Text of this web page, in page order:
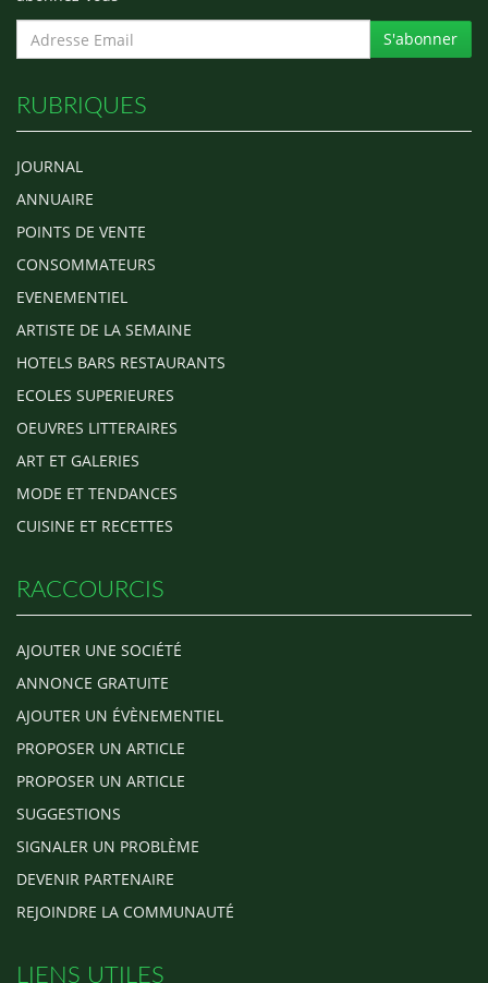
S'abonner
RUBRIQUES
JOURNAL
ANNUAIRE
POINTS DE VENTE
CONSOMMATEURS
EVENEMENTIEL
ARTISTE DE LA SEMAINE
HOTELS BARS RESTAURANTS
ECOLES SUPERIEURES
OEUVRES LITTERAIRES
ART ET GALERIES
MODE ET TENDANCES
CUISINE ET RECETTES
RACCOURCIS
AJOUTER UNE SOCIÉTÉ
ANNONCE GRATUITE
AJOUTER UN ÉVÈNEMENTIEL
PROPOSER UN ARTICLE
PROPOSER UN ARTICLE
SUGGESTIONS
SIGNALER UN PROBLÈME
DEVENIR PARTENAIRE
REJOINDRE LA COMMUNAUTÉ
LIENS UTILES